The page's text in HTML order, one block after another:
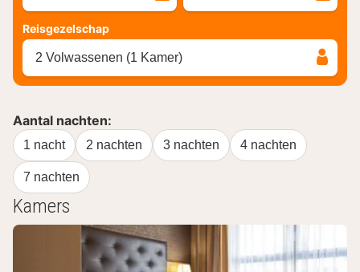
Reisgezelschap
2 Volwassenen (1 Kamer)
Aantal nachten:
1 nacht 2 nachten 3 nachten 4 nachten
7 nachten
Kamers